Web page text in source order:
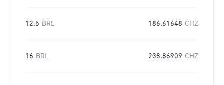
12.5 BRL 186.61648 CHZ
16 BRL 238.86909 CHZ